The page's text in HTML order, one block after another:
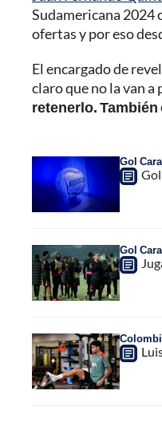
Sudamericana 2024
ofertas y por eso
El encargado de
claro que no la van
retenerlo.
Gol
Gol